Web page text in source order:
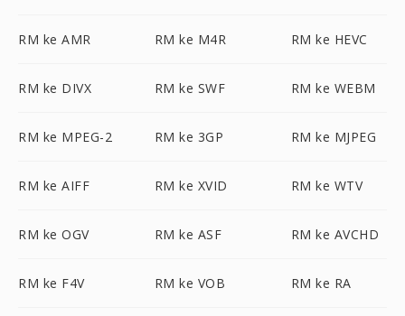
RM ke AMR RM ke M4R RM ke HEVC
RM ke DIVX RM ke SWF RM ke WEBM
RM ke MPEG-2 RM ke 3GP RM ke MJPEG
RM ke AIFF RM ke XVID RM ke WTV
RM ke OGV RM ke ASF RM ke AVCHD
RM ke F4V RM ke VOB RM ke RA